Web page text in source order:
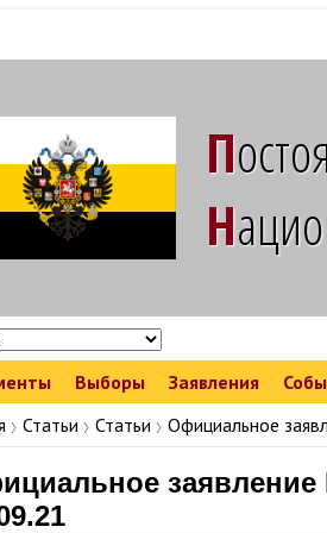
Выборы Заявления
Статьи Статьи Официальное